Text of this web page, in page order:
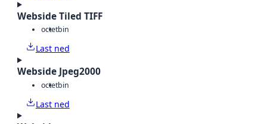
Webside Tiled TIFF
octetbin
Last ned
Webside Jpeg2000
octetbin
Last ned